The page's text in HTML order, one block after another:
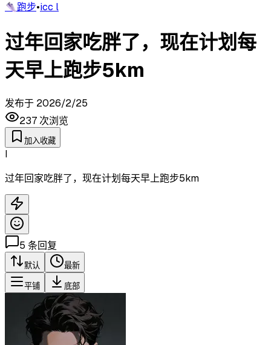
👟跑步•icc l
过年回家吃胖了，现在计划每
天早上跑步5km
发布于 2026/2/25
237 次浏览
加入收藏
I
过年回家吃胖了，现在计划每天早上跑步5km
5 条回复
默认 最新
平铺 底部